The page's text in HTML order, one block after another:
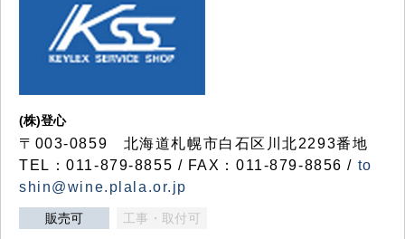
(株)登心
〒003-0859 北海道札幌市白石区川北2293番地
TEL：011-879-8855 / FAX：011-879-8856 / to
shin@wine.plala.or.jp
販売可 工事・取付可